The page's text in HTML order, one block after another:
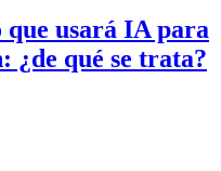
usará IA para
qué se trata?